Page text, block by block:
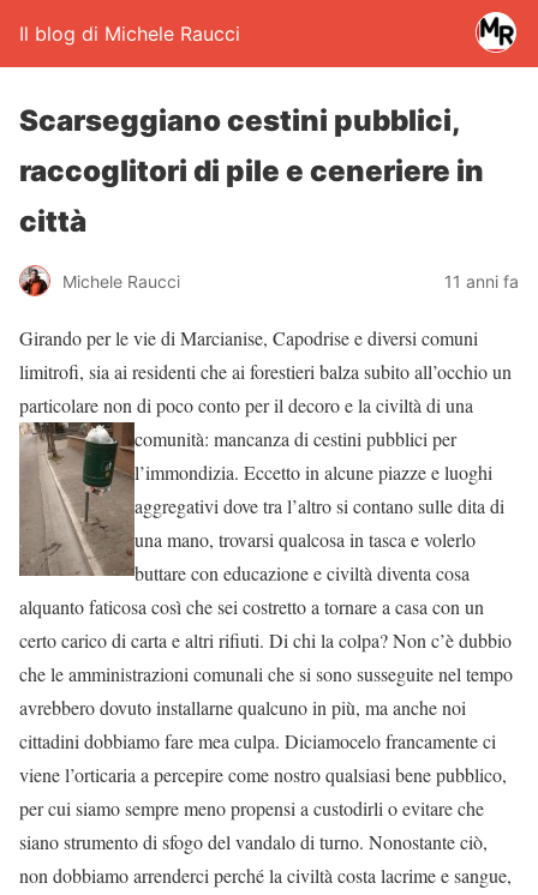
Il blog di Michele Raucci
Scarseggiano cestini pubblici,
raccoglitori di pile e ceneriere in
città
Michele Raucci 11 anni fa
Girando per le vie di Marcianise, Capodrise e diversi comuni
limitrofi, sia ai residenti che ai forestieri balza subito all’occhio un
particolare non di poco conto per il decoro e la civiltà di una
comunità: mancanza di cestini pubblici per
l’immondizia. Eccetto in alcune piazze e luoghi
aggregativi dove tra l’altro si contano sulle dita di
una mano, trovarsi qualcosa in tasca e volerlo
buttare con educazione e civiltà diventa cosa
alquanto faticosa così che sei costretto a tornare a casa con un
certo carico di carta e altri rifiuti. Di chi la colpa? Non c’è dubbio
che le amministrazioni comunali che si sono susseguite nel tempo
avrebbero dovuto installarne qualcuno in più, ma anche noi
cittadini dobbiamo fare mea culpa. Diciamocelo francamente ci
viene l’orticaria a percepire come nostro qualsiasi bene pubblico,
per cui siamo sempre meno propensi a custodirli o evitare che
siano strumento di sfogo del vandalo di turno. Nonostante ciò,
non dobbiamo arrenderci perché la civiltà costa lacrime e sangue,